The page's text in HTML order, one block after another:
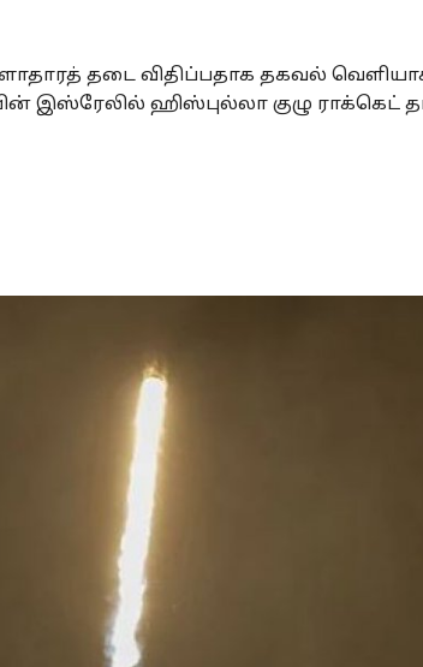
தடை விதிப்பதாக தகவல்
இஸ்ரேலில் ஹிஸ்புல்லா குழு ராக்கெட்